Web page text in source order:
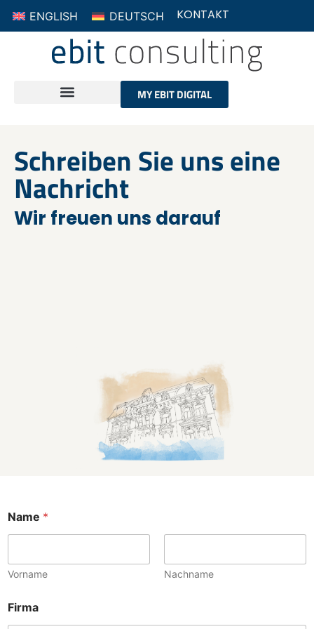
KONTAKT
ENGLISH DEUTSCH
MY EBIT DIGITAL
Schreiben Sie uns eine
Nachricht
Wir freuen uns darauf
Name *
Vorname Nachname
a
c
Firma